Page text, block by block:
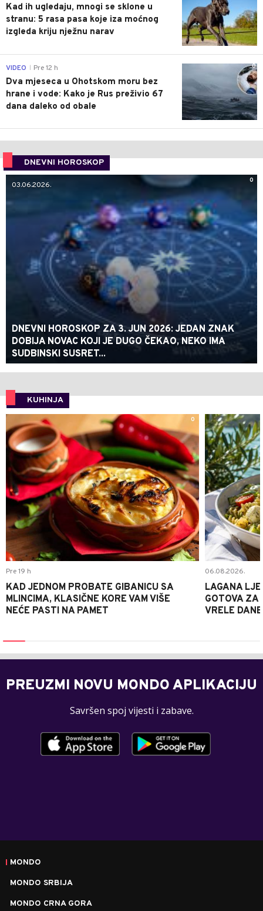
Kad ih ugledaju, mnogi se sklone u
stranu: 5 rasa pasa koje iza moćnog
izgleda kriju nježnu narav
0
VIDEO Pre 12 h
Dva mjeseca u Ohotskom moru bez
hrane i vode: Kako je Rus preživio 67
dana daleko od obale
DNEVNI HOROSKOP
0
03.06.2026.
DNEVNI HOROSKOP ZA 3. JUN 2026: JEDAN ZNAK
DOBIJA NOVAC KOJI JE DUGO ČEKAO, NEKO IMA
SUDBINSKI SUSRET...
KUHINJA
0
Pre 19 h
KAD JEDNOM PROBATE GIBANICU SA
MLINCIMA, KLASIČNE KORE VAM VIŠE
NEĆE PASTI NA PAMET
06.08.2026.
LAGANA
GOTOVA ZA
VRELE DANE
PREUZMI NOVU MONDO APLIKACIJU
Savršen spoj vijesti i zabave.
MONDO
MONDO SRBIJA
MONDO CRNA GORA